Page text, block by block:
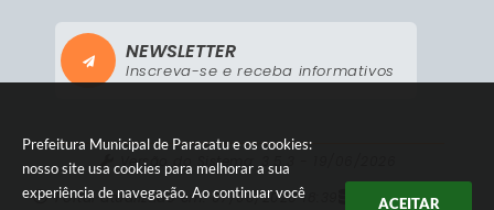
Prefeitura Municipal de Paracatu e os cookies:
nosso site usa cookies para melhorar a sua
experiência de navegação. Ao continuar você
ACEITAR
NEWSLETTER
Inscreva-se e receba informativos
Versão do Sistema:
Portal atualizado em:07/08/2026 18:39 Dados Abertos